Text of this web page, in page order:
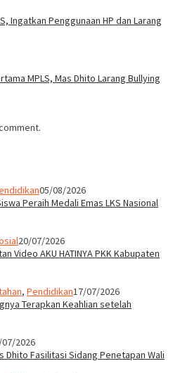
Ingatkan Penggunaan HP dan Larang
MPLS, Mas Dhito Larang Bullying
05/08/2026
Peraih Medali Emas LKS Nasional
20/07/2026
Video AKU HATINYA PKK Kabupaten
, Pendidikan17/07/2026
Terapkan Keahlian setelah
2026
Dhito Fasilitasi Sidang Penetapan Wali